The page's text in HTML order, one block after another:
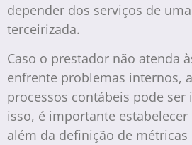
depender dos serviços de
terceirizada.
Caso o prestador não atenda
enfrente problemas internos,
processos contábeis pode ser
isso, é importante
além da definição de